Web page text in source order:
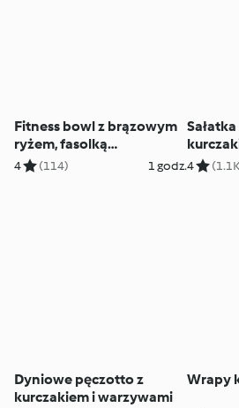
Fitness bowl z brązowym
ryżem, fasolką
szparagową, kurczakiem i
4 (114) 1 godz.4
Dyniowe pęczotto z
kurczakiem i warzywami
Wrapy